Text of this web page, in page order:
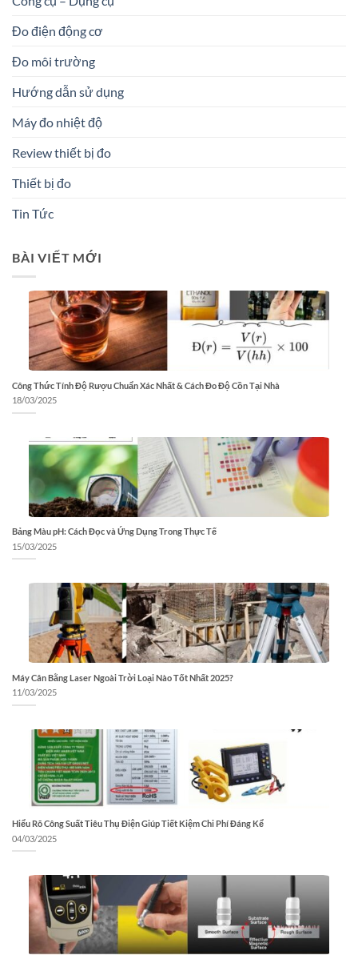
Đo điện động cơ
Đo môi trường
Hướng dẫn sử dụng
Máy đo nhiệt độ
Review thiết bị đo
Thiết bị đo
Tin Tức
BÀI VIẾT MỚI
Công Thức Tính Độ Rượu Chuẩn Xác Nhất & Cách Đo Độ Cồn Tại Nhà
18/03/2025
Bảng Màu pH: Cách Đọc và Ứng Dụng Trong Thực Tế
15/03/2025
Máy Cân Bằng Laser Ngoài Trời Loại Nào Tốt Nhất 2025?
11/03/2025
Hiểu Rõ Công Suất Tiêu Thụ Điện Giúp Tiết Kiệm Chi Phí Đáng Kể
04/03/2025